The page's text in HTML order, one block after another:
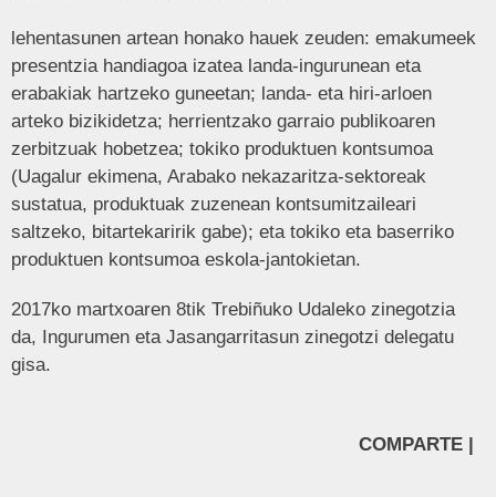
lehentasunen artean honako hauek zeuden: emakumeek
presentzia handiagoa izatea landa-ingurunean eta
erabakiak hartzeko guneetan; landa- eta hiri-arloen
arteko bizikidetza; herrientzako garraio publikoaren
zerbitzuak hobetzea; tokiko produktuen kontsumoa
(Uagalur ekimena, Arabako nekazaritza-sektoreak
sustatua, produktuak zuzenean kontsumitzaileari
saltzeko, bitartekaririk gabe); eta tokiko eta baserriko
produktuen kontsumoa eskola-jantokietan.
2017ko martxoaren 8tik Trebiñuko Udaleko zinegotzia
da, Ingurumen eta Jasangarritasun zinegotzi delegatu
gisa.
COMPARTE |